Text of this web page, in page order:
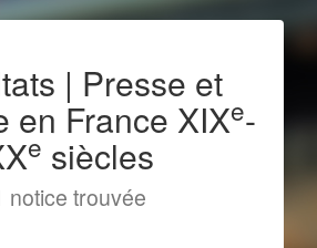
| Presse et
en France XIXe-
e siècles
notice trouvée